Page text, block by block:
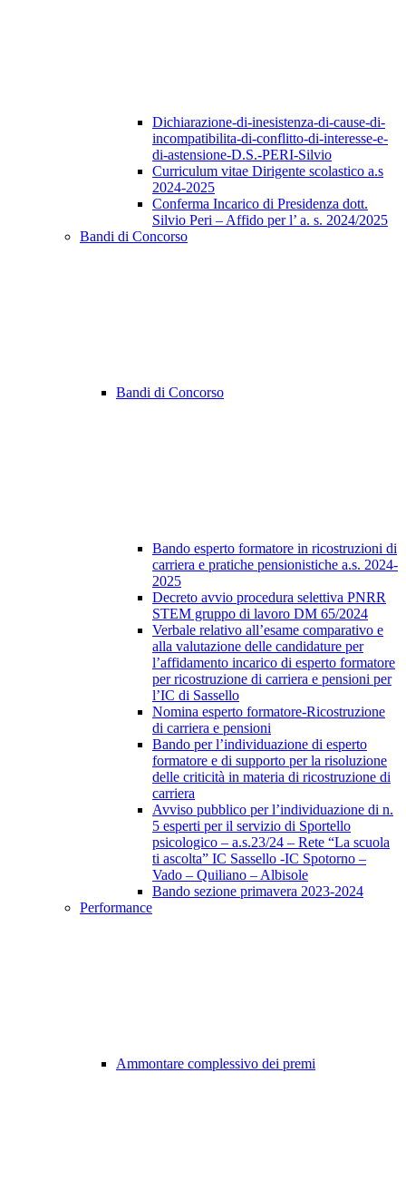
Dichiarazione-di-inesistenza-di-cause-di-
incompatibilita-di-conflitto-di-interesse-e-
di-astensione-D.S.-PERI-Silvio
Curriculum vitae Dirigente scolastico a.s
2024-2025
Conferma Incarico di Presidenza dott.
Silvio Peri – Affido per l’ a. s. 2024/2025
Bandi di Concorso
Bandi di Concorso
Bando esperto formatore in ricostruzioni di
carriera e pratiche pensionistiche a.s. 2024-
2025
Decreto avvio procedura selettiva PNRR
STEM gruppo di lavoro DM 65/2024
Verbale relativo all’esame comparativo e
alla valutazione delle candidature per
l’affidamento incarico di esperto formatore
per ricostruzione di carriera e pensioni per
l’IC di Sassello
Nomina esperto formatore-Ricostruzione
di carriera e pensioni
Bando per l’individuazione di esperto
formatore e di supporto per la risoluzione
delle criticità in materia di ricostruzione di
carriera
Avviso pubblico per l’individuazione di n.
5 esperti per il servizio di Sportello
psicologico – a.s.23/24 – Rete “La scuola
ti ascolta” IC Sassello -IC Spotorno –
Vado – Quiliano – Albisole
Bando sezione primavera 2023-2024
Performance
Ammontare complessivo dei premi